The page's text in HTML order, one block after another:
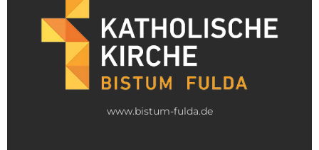
www.bistum-fulda.de